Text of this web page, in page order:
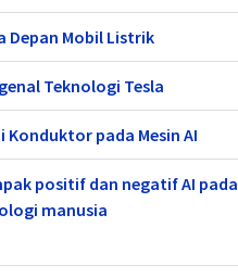
Depan Mobil Listrik
Teknologi Tesla
Konduktor pada Mesin AI
positif dan negatif AI pada
manusia